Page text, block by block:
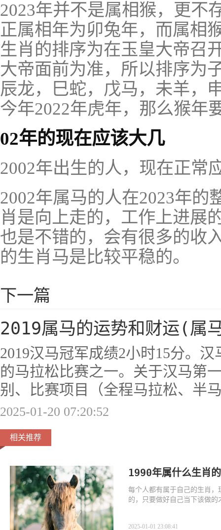
2023年并不是属相猴，更不
正属相年为卯兔年，而属相
生肖的排序为在玉皇大帝召
大帝面前为准，所以排序为
辰龙，巳蛇，戊马，未羊，
今年2022年虎年，那么猴年
02年的现在应该大几
2002年出生的人，现在正常
2002年属马的人在2023年的
肖是向上走的，工作上进展
也是不错的，会有很多的收
的生肖马是比较平稳的。
下一篇
2019属马的运势和财运(属
2019汉马冠军成绩2小时15分。
的马拉松比赛之一。关于汉马第
别、比赛项目（全程马拉松、半
2025-01-20 07:20:52
相关推荐
1990年属什么生肖
每个人都有属于自己的生肖
的，只要做好自己当下该做
2025-01-01 23:08:41